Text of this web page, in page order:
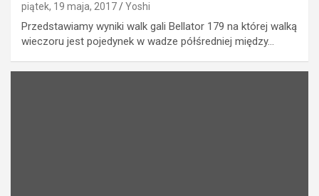
piątek, 19 maja, 2017 Yoshi
Przedstawiamy wyniki walk gali Bellator 179 na której walką
wieczoru jest pojedynek w wadze półśredniej między…